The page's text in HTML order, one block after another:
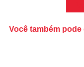
Você também pode